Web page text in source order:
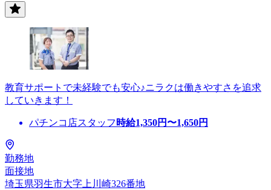
教育サポートで未経験でも安心♪ニラクは働きやすさを追求
していきます！
パチンコ店スタッフ 時給1,350円〜1,650円
勤務地
面接地
埼玉県羽生市大字上川崎326番地